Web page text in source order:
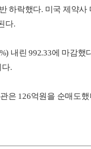
하락했다. 미국 제약
다.
내린 992.33에 마감
다.
은 126억원을 순매도